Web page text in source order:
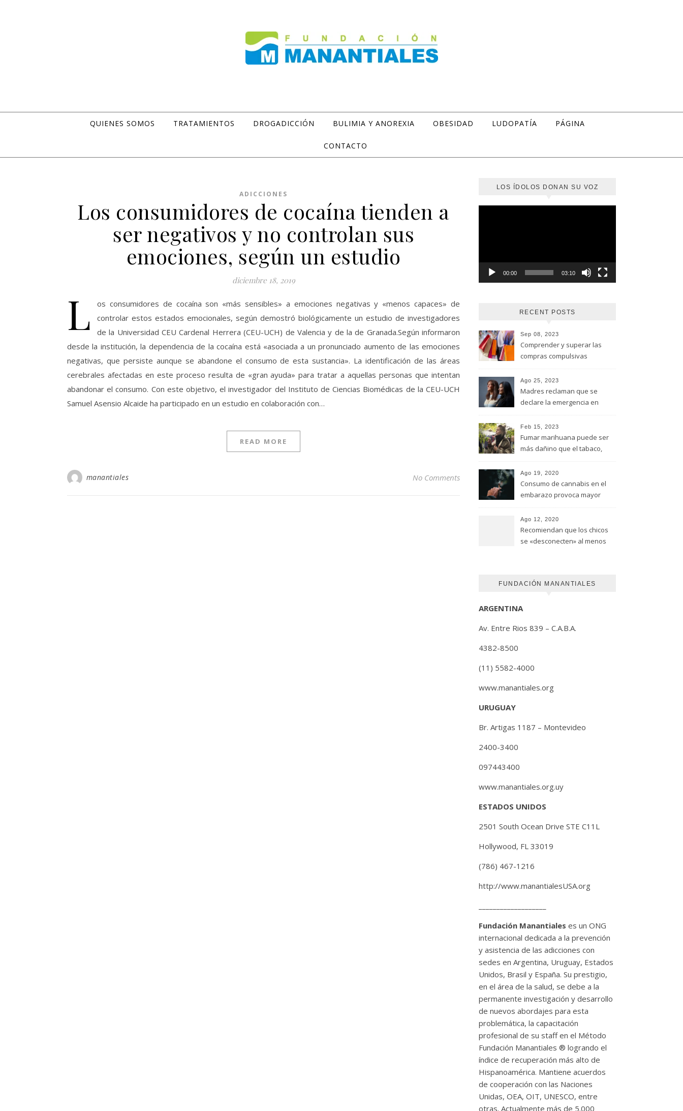
QUIENES SOMOS TRATAMIENTOS DROGADICCIÓN BULIMIA Y ANOREXIA OBESIDAD LUDOPATÍA PÁGINA
CONTACTO
ADICCIONES
Los consumidores de cocaína tienden a
ser negativos y no controlan sus
emociones, según un estudio
diciembre 18, 2019
L
os consumidores de cocaína son «más sensibles» a emociones negativas y «menos capaces» de
controlar estos estados emocionales, según demostró biológicamente un estudio de investigadores
de la Universidad CEU Cardenal Herrera (CEU-UCH) de Valencia y de la de Granada.Según informaron
desde la institución, la dependencia de la cocaína está «asociada a un pronunciado aumento de las emociones
negativas, que persiste aunque se abandone el consumo de esta sustancia». La identificación de las áreas
cerebrales afectadas en este proceso resulta de «gran ayuda» para tratar a aquellas personas que intentan
abandonar el consumo. Con este objetivo, el investigador del Instituto de Ciencias Biomédicas de la CEU-UCH
Samuel Asensio Alcaide ha participado en un estudio en colaboración con…
READ MORE
manantiales No Comments
LOS ÍDOLOS DONAN SU VOZ
00:00 03:10
RECENT POSTS
Sep 08, 2023
Comprender y superar las
compras compulsivas
Ago 25, 2023
Madres reclaman que se
declare la emergencia en
Feb 15, 2023
Fumar marihuana puede ser
más dañino que el tabaco,
Universidad de Ottawa
Ago 19, 2020
Consumo de cannabis en el
embarazo provoca mayor
(FUNDACION MANANTIALES)
Ago 12, 2020
Recomiendan que los chicos
se «desconecten» al menos
FUNDACIÓN MANANTIALES
ARGENTINA
Av. Entre Rios 839 – C.A.B.A.
4382-8500
(11) 5582-4000
www.manantiales.org
URUGUAY
Br. Artigas 1187 – Montevideo
2400-3400
097443400
www.manantiales.org.uy
ESTADOS UNIDOS
2501 South Ocean Drive STE C11L
Hollywood, FL 33019
(786) 467-1216
http://www.manantialesUSA.org
Fundación Manantiales es un ONG
internacional dedicada a la prevención
y asistencia de las adicciones con
sedes en Argentina, Uruguay, Estados
Unidos, Brasil y España. Su prestigio,
en el área de la salud, se debe a la
permanente investigación y desarrollo
de nuevos abordajes para esta
problemática, la capacitación
profesional de su staff en el Método
Fundación Manantiales ® logrando el
índice de recuperación más alto de
Hispanoamérica. Mantiene acuerdos
de cooperación con las Naciones
Unidas, OEA, OIT, UNESCO, entre
otras. Actualmente más de 5.000